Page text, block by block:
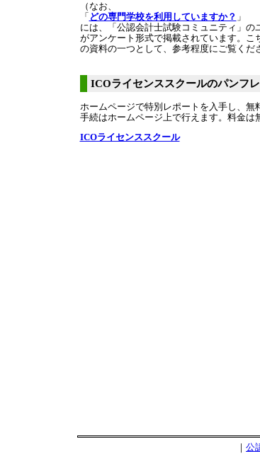
（なお、
「 どの専門学校を利用していますか？ 」
には、「公認会計士試験コミュニティ」の
がアンケート形式で掲載されています。
の資料の一つとして、参考程度にご覧くだ
ICOライセンススクールのパンフ
ホームページで特別レポートを入手し、
手続はホームページ上で行えます。料金は
ICOライセンススクール
｜ 公